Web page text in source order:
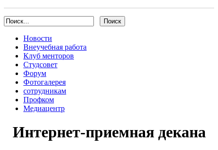
Новости
Внеучебная работа
Клуб менторов
Студсовет
Форум
Фотогалерея
сотрудникам
Профком
Медиацентр
Интернет-приемная декана